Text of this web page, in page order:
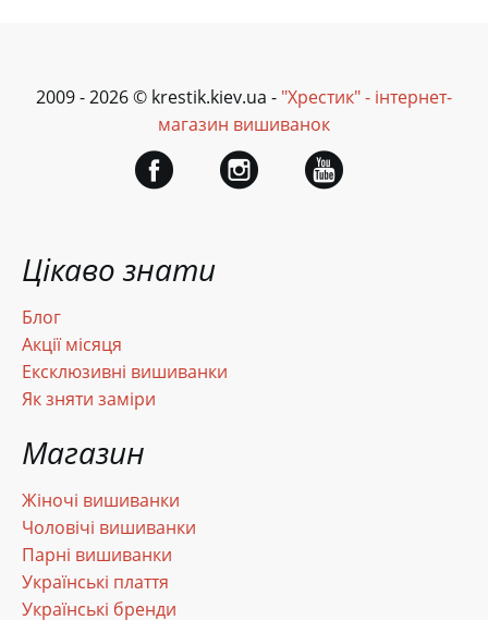
Цікаво знати
Блог
Акції місяця
Ексклюзивні вишиванки
Як зняти заміри
Магазин
Жіночі вишиванки
Чоловічі вишиванки
Парні вишиванки
Українські плаття
Українські бренди
2009 - 2026 © krestik.kiev.ua - "Хрестик" - інтернет-
магазин вишиванок